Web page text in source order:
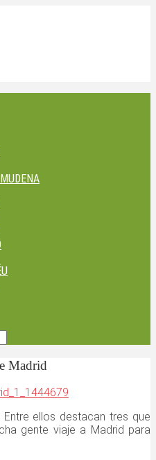
Madrid
ellos destacan tres que
gente viaje a Madrid para